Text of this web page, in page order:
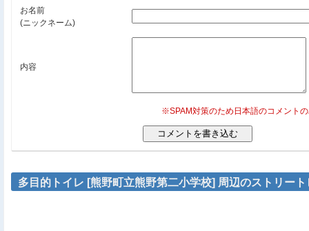
お名前
(ニックネーム)
内容
※SPAM対策のため日本語のコメント
多目的トイレ [熊野町立熊野第二小学校] 周辺のストリート